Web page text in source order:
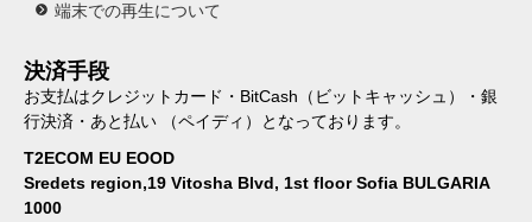
端末での再生について
決済手段
お支払はクレジットカード・BitCash（ビットキャッシュ）・銀
行決済・あと払い （ペイディ）となっております。
T2ECOM EU EOOD
Sredets region,19 Vitosha Blvd, 1st floor Sofia BULGARIA
1000